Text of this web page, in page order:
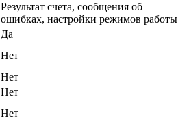
Результат счета, сообщения об
ошибках, настройки режимов работы
Да
Нет
Нет
Нет
Нет